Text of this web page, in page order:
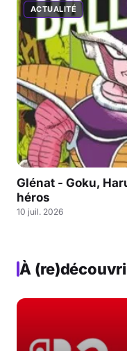
ACTUALITÉ
Glénat - Goku,
héros
10 juil. 2026
À